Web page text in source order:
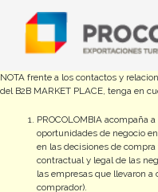
contenido
del B2B MARKET PLACE, tenga en cuenta
oportunidades de negocio entre
en las decisiones de compra y/o
contractual y legal de las
las empresas que llevaron a
comprador).
Si bien, PROCOLOMBIA realiza
empresas como parte de su